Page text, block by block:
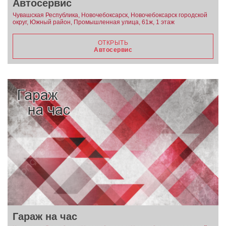
Автосервис
Чувашская Республика, Новочебоксарск, Новочебоксарск городской
округ, Южный район, Промышленная улица, 61ж, 1 этаж
ОТКРЫТЬ
Автосервис
Гараж на час